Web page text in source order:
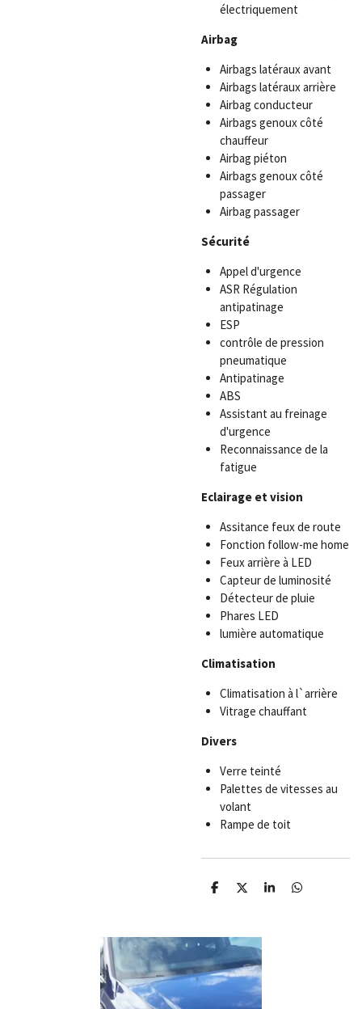
électriquement
Airbag
Airbags latéraux avant
Airbags latéraux arrière
Airbag conducteur
Airbags genoux côté
chauffeur
Airbag piéton
Airbags genoux côté
passager
Airbag passager
Sécurité
Appel d'urgence
ASR Régulation
antipatinage
ESP
contrôle de pression
pneumatique
Antipatinage
ABS
Assistant au freinage
d'urgence
Reconnaissance de la
fatigue
Eclairage et vision
Assitance feux de route
Fonction follow-me home
Feux arrière à LED
Capteur de luminosité
Détecteur de pluie
Phares LED
lumière automatique
Climatisation
Climatisation à l`arrière
Vitrage chauffant
Divers
Verre teinté
Palettes de vitesses au
volant
Rampe de toit
P
a
g
e
r
P
a
e
r
P
P